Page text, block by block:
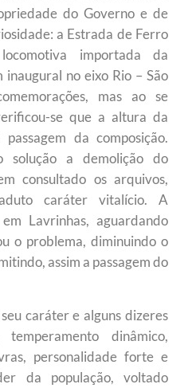
do Governo e de
a Estrada de Ferro
importada da
no eixo Rio – São
mas ao se
se que a altura da
da composição.
solução a demolição do
consultado os arquivos,
caráter vitalício. A
Lavrinhas, aguardando
o problema, diminuindo o
assim a passagem do
caráter e alguns dizeres
dinâmico,
personalidade forte e
da população, voltado